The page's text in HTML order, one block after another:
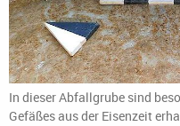
In dieser Abfallgrube sind
Gefäßes aus der Eisenzeit